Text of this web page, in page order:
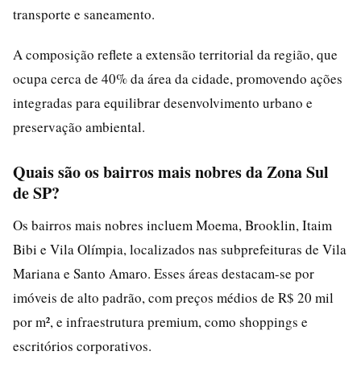
transporte e saneamento.
A composição reflete a extensão territorial da região, que
ocupa cerca de 40% da área da cidade, promovendo ações
integradas para equilibrar desenvolvimento urbano e
preservação ambiental.
Quais são os bairros mais nobres da Zona Sul
de SP?
Os bairros mais nobres incluem Moema, Brooklin, Itaim
Bibi e Vila Olímpia, localizados nas subprefeituras de Vila
Mariana e Santo Amaro. Esses áreas destacam-se por
imóveis de alto padrão, com preços médios de R$ 20 mil
por m², e infraestrutura premium, como shoppings e
escritórios corporativos.